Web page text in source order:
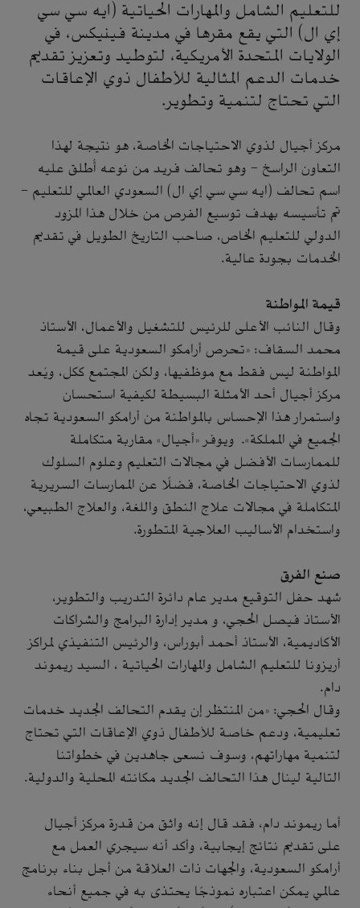
للتعليم الشامل والمهارات الحياتية (ايه سي سي
إي ال) التي يقع مقرها في مدينة فينيكس، في
الولايات المتحدة الأمريكية، لتوطيد وتعزيز تقديم
خدمات الدعم المثالية للأطفال ذوي الإعاقات
التي تحتاج لتنمية وتطوير.
مركز أجيال لذوي الاحتياجات الخاصة، هو نتيجة لهذا
التعاون الراسخ - وهو تحالف فريد من نوعه أُطلق عليه
اسم تحالف (ايه سي سي إي ال) السعودي العالمي للتعليم -
تم تأسيسه بهدف توسيع الفرص من خلال هذا المزود
الدولي للتعليم الخاص، صاحب التاريخ الطويل في تقديم
الخدمات بجودة عالية.
قيمة المواطنة
وقال النائب الأعلى للرئيس للتشغيل والأعمال، الأستاذ
محمد السقاف: «تحرص أرامكو السعودية على قيمة
المواطنة ليس فقط مع موظفيها، ولكن المجتمع ككل، ويُعد
مركز أجيال أحد الأمثلة البسيطة لكيفية استحسان
واستمرار هذا الإحساس بالمواطنة من أرامكو السعودية تجاه
الجميع في المملكة». ويوفر «أجيال» مقاربة متكاملة
للممارسات الأفضل في مجالات التعليم وعلوم السلوك
لذوي الاحتياجات الخاصة، فضلًا عن الممارسات السريرية
المتكاملة في مجالات علاج النطق واللغة، والعلاج الطبيعي،
واستخدام الأساليب العلاجية المتطورة.
صنع الفرق
شهد حفل التوقيع مدير عام دائرة التدريب والتطوير،
الأستاذ فيصل الحجي، و مدير إدارة البرامج والشراكات
الأكاديمية، الأستاذ أحمد أبوراس، والرئيس التنفيذي لمراكز
أريزونا للتعليم الشامل والمهارات الحياتية ، السيد ريموند
دام.
وقال الحجي: «من المنتظر إن يقدم التحالف الجديد خدمات
تعليمية، ودعم خاصة للأطفال ذوي الإعاقات التي تحتاج
لتنمية مهاراتهم، وسوف نسعى جاهدين في خطواتنا
التالية لينال هذا التحالف الجديد مكانته المحلية والدولية.
أما ريموند دام، فقد قال إنه واثق من قدرة مركز أجيال
على تقديم نتائج إيجابية، وأكد أنه سيجري العمل مع
أرامكو السعودية، والجهات ذات العلاقة من أجل بناء برنامج
عالمي يمكن اعتباره نموذجًا يحتذى به في جميع أنحاء